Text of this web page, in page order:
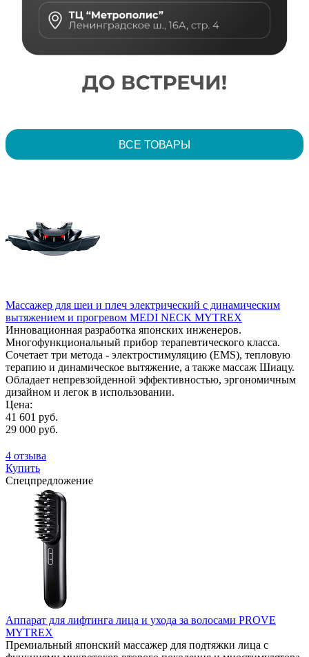
ВСЕ ТОВАРЫ
Массажер для шеи и плеч электрический с динамическим
вытяжением и прогревом MEDI NECK MYTREX
Инновационная разработка японских инженеров.
Многофункциональный прибор терапевтического класса.
Сочетает три метода - электростимуляцию (EMS), тепловую
терапию и динамическое вытяжение, а также массаж Шиацу.
Обладает непревзойденной эффективностью, эргономичным
дизайном и легок в использовании.
Цена:
41 601 руб.
29 000 руб.
4 отзыва
Купить
Спецпредложение
Аппарат для лифтинга лица и ухода за волосами PROVE
MYTREX
Премиальный японский массажер для подтяжки лица с